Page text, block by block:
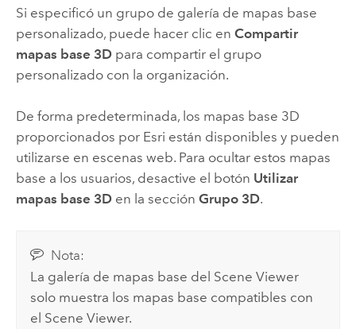
Si especificó un grupo de galería de mapas base
personalizado, puede hacer clic en Compartir
mapas base 3Dpara compartir el grupo
personalizado con la organización.
De forma predeterminada, los mapas base 3D
proporcionados por Esri están disponibles y pueden
utilizarse en escenas web. Para ocultar estos mapas
base a los usuarios, desactive el botón Utilizar
mapas base 3Den la sección Grupo 3D.
Nota:
La galería de mapas base del Scene Viewer
solo muestra los mapas base compatibles con
el Scene Viewer.